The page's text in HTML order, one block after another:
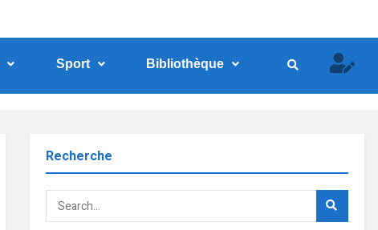
Sport Bibliothèque
Recherche